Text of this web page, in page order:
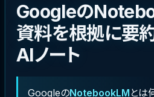
Googleの
資料を根拠に要
AIノート
GoogleのNotebookLM とは